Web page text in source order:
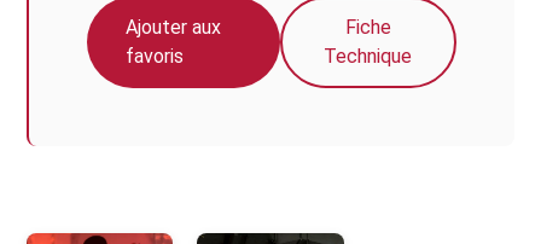
Ajouter aux
favoris
Fiche
Technique